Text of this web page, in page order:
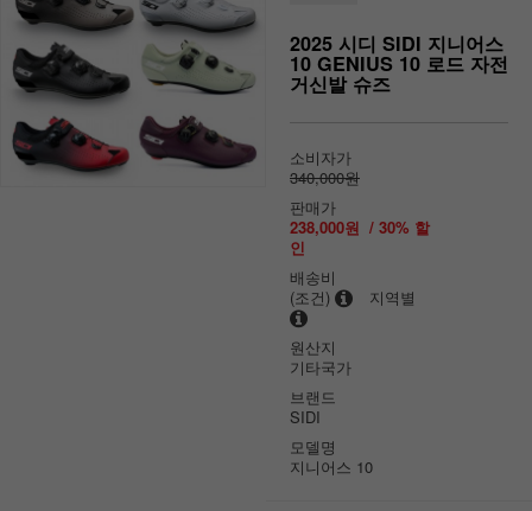
2025 시디 SIDI 지니어스
10 GENIUS 10 로드 자전
거신발 슈즈
소비자가
340,000원
판매가
238,000원 / 30% 할
인
배송비
(조건)
지역별
원산지
기타국가
브랜드
SIDI
모델명
지니어스 10